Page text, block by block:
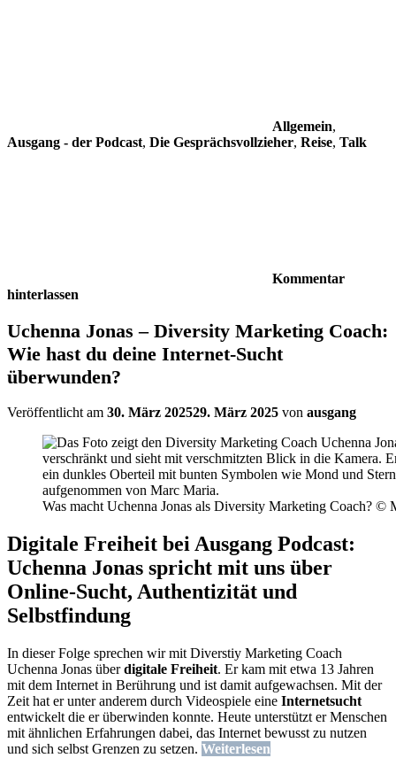
Allgemein,
Ausgang - der Podcast, Die Gesprächsvollzieher, Reise, Talk
Kommentar
hinterlassen
Uchenna Jonas – Diversity Marketing Coach:
Wie hast du deine Internet-Sucht
überwunden?
Veröffentlicht am 30. März 202529. März 2025 von ausgang
Was macht Uchenna Jonas als Diversity Marketing Coach? ©
Digitale Freiheit bei Ausgang Podcast:
Uchenna Jonas spricht mit uns über
Online-Sucht, Authentizität und
Selbstfindung
In dieser Folge sprechen wir mit Diverstiy Marketing Coach
Uchenna Jonas überdigitale Freiheit. Er kam mit etwa 13 Jahren
mit dem Internet in Berührung und ist damit aufgewachsen. Mit der
Zeit hat er unter anderem durch Videospiele eine Internetsucht
entwickelt die er überwinden konnte. Heute unterstützt er Menschen
mit ähnlichen Erfahrungen dabei, das Internet bewusst zu nutzen
und sich selbst Grenzen zu setzen. Weiterlesen